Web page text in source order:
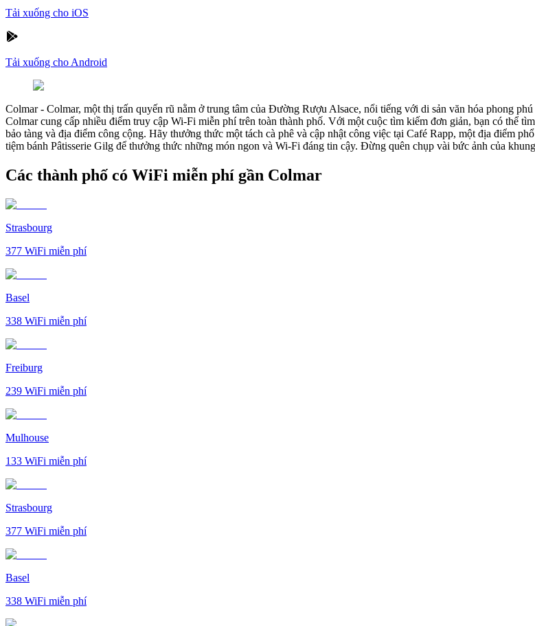
Tải xuống cho iOS
Tải xuống cho Android
Colmar- Colmar, một thị trấn quyến rũ nằm ở trung tâm của Đường Rượu Alsace, nổi tiếng với di sản văn hóa phong
Colmar cung cấp nhiều điểm truy cập Wi-Fi miễn phí trên toàn thành phố. Với một cuộc tìm kiếm đơn giản, bạn có thể
bảo tàng và địa điểm công cộng. Hãy thưởng thức một tách cà phê và cập nhật công việc tại Café Rapp, một địa điểm
tiệm bánh Pâtisserie Gilg để thưởng thức những món ngon và Wi-Fi đáng tin cậy. Đừng quên chụp vài bức ảnh của
Các thành phố có WiFi miễn phí gần Colmar
Strasbourg
377 WiFi miễn phí
Basel
338 WiFi miễn phí
Freiburg
239 WiFi miễn phí
Mulhouse
133 WiFi miễn phí
Strasbourg
377 WiFi miễn phí
Basel
338 WiFi miễn phí